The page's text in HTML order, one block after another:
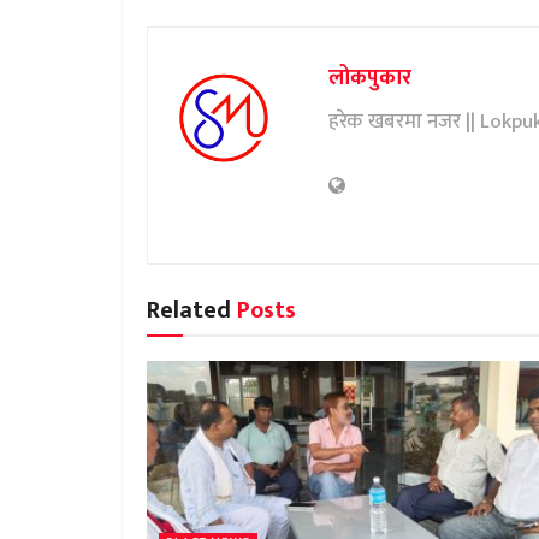
लोकपुकार
हरेक खबरमा नजर ||
Related Posts